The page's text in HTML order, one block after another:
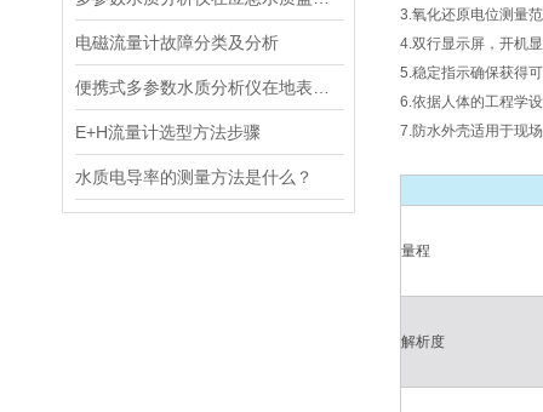
电磁流量计故障分类及分析
E+H流量计选型方法步骤
水质电导率的测量方法是什么？
3.氧化还原电位测量
4.双行显示屏，开机
5.稳定指示确保获得
6.依据人体的工程学
7.防水外壳适用于现
量程
解析度